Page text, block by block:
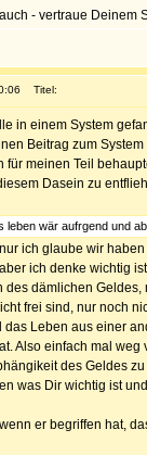
- vertraue Deinem
Titel:
in einem System
Beitrag zum
für meinen Teil
Dasein zu
leben wär aufrgend und
ich glaube wir
ich denke wichtig
dämlichen
frei sind, nur noch
Leben aus einer
Also einfach mal
des Geldes
was Dir wichtig ist
er begriffen hat,